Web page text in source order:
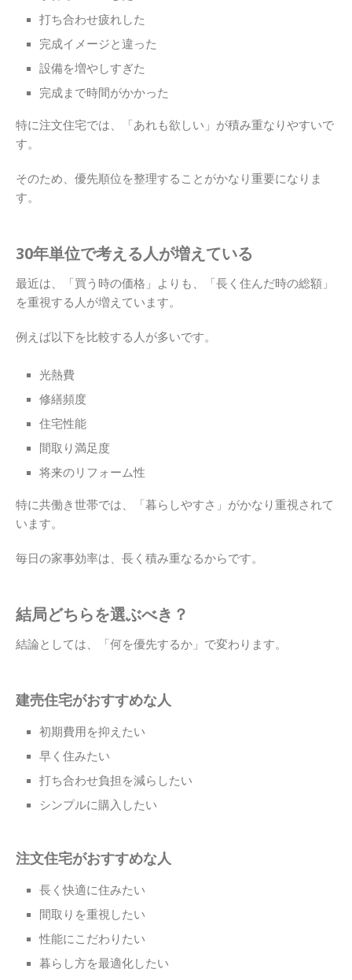
打ち合わせ疲れした
完成イメージと違った
設備を増やしすぎた
完成まで時間がかかった
特に注文住宅では、「あれも欲しい」が積み重なりやすいで
す。
そのため、優先順位を整理することがかなり重要になりま
す。
30年単位で考える人が増えている
最近は、「買う時の価格」よりも、「長く住んだ時の総額」
を重視する人が増えています。
例えば以下を比較する人が多いです。
光熱費
修繕頻度
住宅性能
間取り満足度
将来のリフォーム性
特に共働き世帯では、「暮らしやすさ」がかなり重視されて
います。
毎日の家事効率は、長く積み重なるからです。
結局どちらを選ぶべき？
結論としては、「何を優先するか」で変わります。
建売住宅がおすすめな人
初期費用を抑えたい
早く住みたい
打ち合わせ負担を減らしたい
シンプルに購入したい
注文住宅がおすすめな人
長く快適に住みたい
間取りを重視したい
性能にこだわりたい
暮らし方を最適化したい